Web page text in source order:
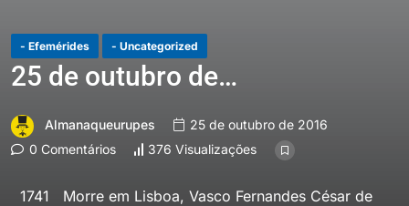
- Efemérides - Uncategorized
25 de outubro de…
Almanaqueurupes
25 de outubro de 2016
0 Comentários
376 Visualizações
1741 Morre em Lisboa, Vasco Fernandes César de